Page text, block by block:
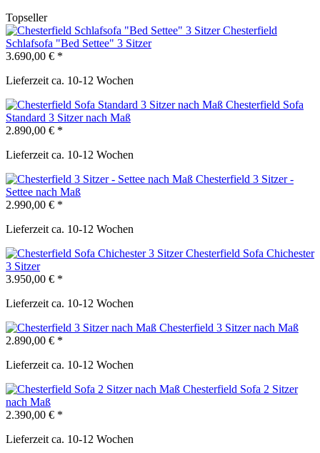
Topseller
Chesterfield
Schlafsofa "Bed Settee" 3 Sitzer
3.690,00 € *
Lieferzeit ca. 10-12 Wochen
Chesterfield Sofa
Standard 3 Sitzer nach Maß
2.890,00 € *
Lieferzeit ca. 10-12 Wochen
Chesterfield 3 Sitzer -
Settee nach Maß
2.990,00 € *
Lieferzeit ca. 10-12 Wochen
Chesterfield Sofa Chichester
3 Sitzer
3.950,00 € *
Lieferzeit ca. 10-12 Wochen
Chesterfield 3 Sitzer nach Maß
2.890,00 € *
Lieferzeit ca. 10-12 Wochen
Chesterfield Sofa 2 Sitzer
nach Maß
2.390,00 € *
Lieferzeit ca. 10-12 Wochen